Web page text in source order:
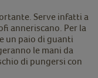
Serve infatti a
anneriscano. Per la
un paio di guanti
le mani da
di pungersi con